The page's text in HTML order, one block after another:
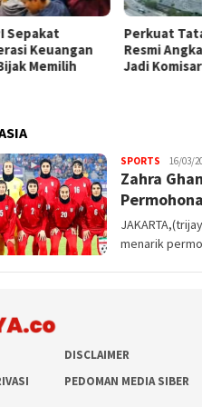
Sepakat
Keuangan
Memilih
​Perkuat
Resmi
Jadi
SPORTS Trijaya
.co
16/03/
Zahra
menarik
DISCLAIMER
PEDOMAN MEDIA SIBER